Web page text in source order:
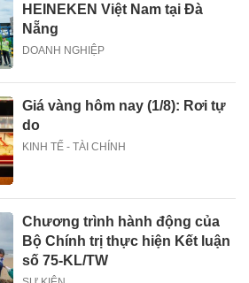
HEINEKEN Việt Nam tại Đà
Nẵng
DOANH NGHIỆP
Giá vàng hôm nay (1/8): Rơi tự
do
KINH TẾ - TÀI CHÍNH
Chương trình hành động của
Bộ Chính trị thực hiện Kết luận
số 75-KL/TW